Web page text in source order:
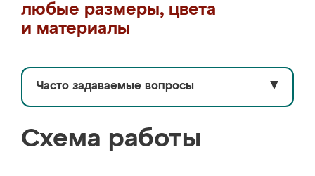
любые размеры, цвета
и материалы
Часто задаваемые вопросы ▼
Схема работы